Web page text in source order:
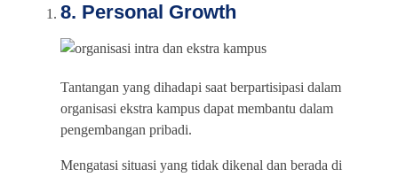
8. Personal Growth
Tantangan yang dihadapi saat berpartisipasi dalam
organisasi ekstra kampus dapat membantu dalam
pengembangan pribadi.
Mengatasi situasi yang tidak dikenal dan berada di